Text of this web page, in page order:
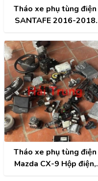
Tháo xe phụ tùng điện
SANTAFE 2016-2018
Hộp túi khí, Đồng hồ,
Công tắc điều hòa, Màn
hình, ECU, ABS,...
Tháo xe phụ tùng điện
Mazda CX-9 Hộp điện,